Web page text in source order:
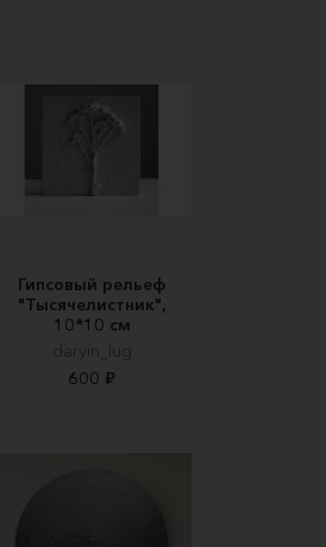
Гипсовый рельеф
"Тысячелистник",
10*10 см
daryin_lug
600 ₽